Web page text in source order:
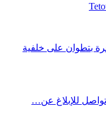
بتطوان على خلفية
للإبلاغ عن…